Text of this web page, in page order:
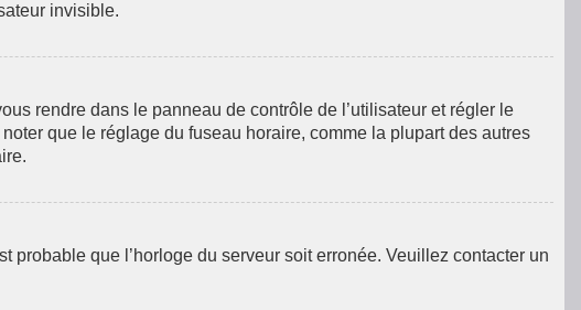
invisible.
rendre dans le panneau de contrôle de l’utilisateur et régler le
que le réglage du fuseau horaire, comme la plupart des autres
probable que l’horloge du serveur soit erronée. Veuillez contacter un